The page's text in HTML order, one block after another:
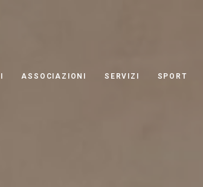
ASSOCIAZIONI SERVIZI SPORT